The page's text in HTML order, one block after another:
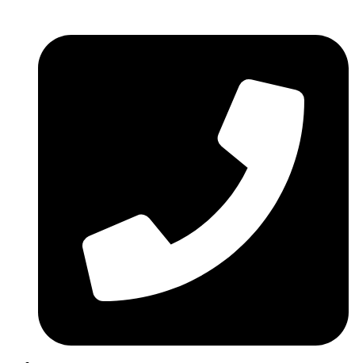
contenido